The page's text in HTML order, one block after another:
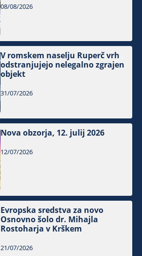
08/08/2026
V romskem naselju Ruperč vrh
odstranjujejo nelegalno zgrajen
objekt
31/07/2026
Nova obzorja, 12. julij 2026
12/07/2026
Evropska sredstva za novo
Osnovno šolo dr. Mihajla
Rostoharja v Krškem
21/07/2026